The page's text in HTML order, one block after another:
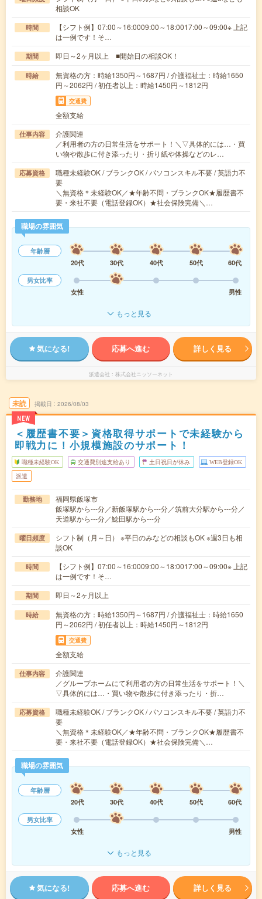
相談OK
時間
【シフト例】07:00～16:0009:00～18:0017:00～09:00※ 上記
は一例です！そ…
期間 即日～2ヶ月以上 ■開始日の相談OK！
時給
無資格の方：時給1350円～1687円 / 介護福祉士：時給1650
円～2062円 / 初任者以上：時給1450円～1812円
交通費
全額支給
仕事内容
介護関連
／利用者の方の日常生活をサポート！＼▽具体的には…・買
い物や散歩に付き添ったり・折り紙や体操などのレ…
応募資格
職種未経験OK / ブランクOK / パソコンスキル不要 / 英語力不
要
＼無資格＊未経験OK／★年齢不問・ブランクOK★履歴書不
要・来社不要（電話登録OK）★社会保険完備＼…
職場の雰囲気
年齢層
20代
30代 40代 50代
60代
男女比率
女性
男性
もっと見る
気になる! 応募へ進む 詳しく見る
派遣会社 株式会社ニッソーネット
未読
NEW
掲載日 2026/08/03
＜履歴書不要＞資格取得サポートで未経験から
即戦力に！小規模施設のサポート！
職種未経験OK 交通費別途支給あり 土日祝日が休み WEB登録OK
派遣
勤務地
福岡県飯塚市
飯塚駅から---分／新飯塚駅から---分／筑前大分駅から---分／
天道駅から---分／鯰田駅から---分
曜日頻度
シフト制（月～日） ※平日のみなどの相談もOK ※週3日も相
談OK
時間
【シフト例】07:00～16:0009:00～18:0017:00～09:00※ 上記
は一例です！そ…
期間 即日～2ヶ月以上
時給
無資格の方：時給1350円～1687円 / 介護福祉士：時給1650
円～2062円 / 初任者以上：時給1450円～1812円
交通費
全額支給
仕事内容
介護関連
／グループホームにて利用者の方の日常生活をサポート！＼
▽具体的には…・買い物や散歩に付き添ったり・折…
応募資格
職種未経験OK / ブランクOK / パソコンスキル不要 / 英語力不
要
＼無資格＊未経験OK／★年齢不問・ブランクOK★履歴書不
要・来社不要（電話登録OK）★社会保険完備＼…
職場の雰囲気
年齢層
20代
30代 40代 50代
60代
男女比率
女性
男性
もっと見る
気になる! 応募へ進む 詳しく見る